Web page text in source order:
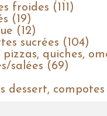
froides (111)
(19)
(12)
sucrées (104)
pizzas, quiches,
salées (69)
dessert,